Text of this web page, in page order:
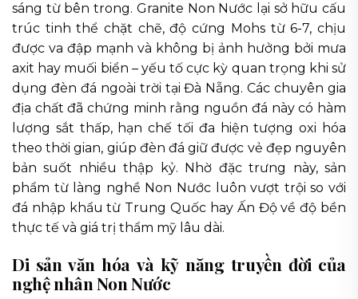
sáng từ bên trong. Granite Non Nước lại sở hữu cấu
trúc tinh thể chặt chẽ, độ cứng Mohs từ 6-7, chịu
được va đập mạnh và không bị ảnh hưởng bởi mưa
axit hay muối biển – yếu tố cực kỳ quan trọng khi sử
dụng đèn đá ngoài trời tại Đà Nẵng. Các chuyên gia
địa chất đã chứng minh rằng nguồn đá này có hàm
lượng sắt thấp, hạn chế tối đa hiện tượng oxi hóa
theo thời gian, giúp đèn đá giữ được vẻ đẹp nguyên
bản suốt nhiều thập kỷ. Nhờ đặc trưng này, sản
phẩm từ làng nghề Non Nước luôn vượt trội so với
đá nhập khẩu từ Trung Quốc hay Ấn Độ về độ bền
thực tế và giá trị thẩm mỹ lâu dài.
Di sản văn hóa và kỹ năng truyền đời của
nghệ nhân Non Nước